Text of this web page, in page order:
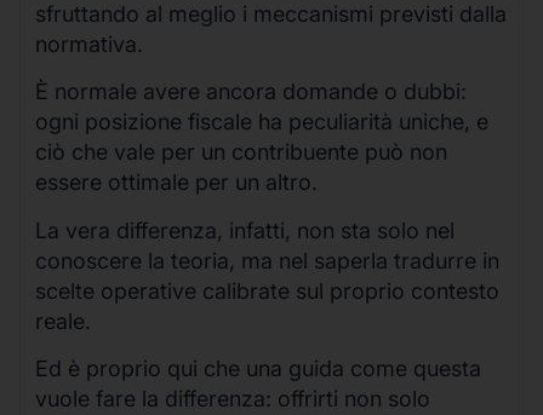
sfruttando al meglio i meccanismi previsti dalla
normativa.
È normale avere ancora domande o dubbi:
ogni posizione fiscale ha peculiarità uniche, e
ciò che vale per un contribuente può non
essere ottimale per un altro.
La vera differenza, infatti, non sta solo nel
conoscere la teoria, ma nel saperla tradurre in
scelte operative calibrate sul proprio contesto
reale.
Ed è proprio qui che una guida come questa
vuole fare la differenza: offrirti non solo